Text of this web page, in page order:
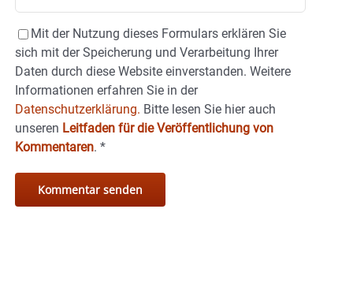
Mit der Nutzung dieses Formulars erklären Sie
sich mit der Speicherung und Verarbeitung Ihrer
Daten durch diese Website einverstanden. Weitere
Informationen erfahren Sie in der
Datenschutzerklärung. Bitte lesen Sie hier auch
unseren Leitfaden für die Veröffentlichung von
Kommentaren. *